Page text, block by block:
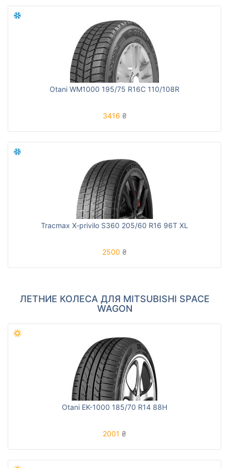
Otani WM1000 195/75 R16C 110/108R
3416 ₴
Tracmax X-privilo S360 205/60 R16 96T XL
2500 ₴
ЛЕТНИЕ КОЛЕСА ДЛЯ MITSUBISHI SPACE
WAGON
Otani EK-1000 185/70 R14 88H
2001 ₴